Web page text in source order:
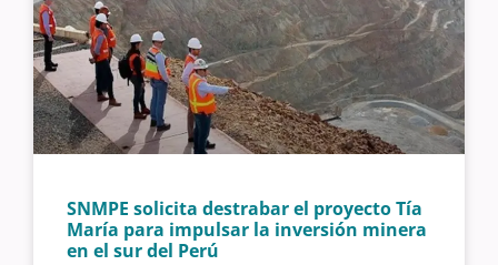
SNMPE solicita destrabar el proyecto Tía
María para impulsar la inversión minera
en el sur del Perú